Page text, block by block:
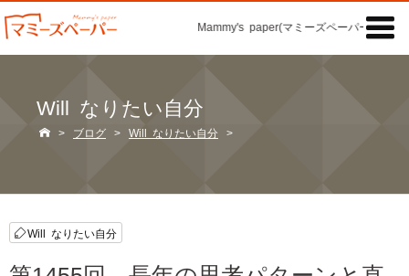
Mammy's paper(マミーズペーパー)の「記

Will なりたい自分
 > ブログ > Will なりたい自分 >
Will なりたい自分